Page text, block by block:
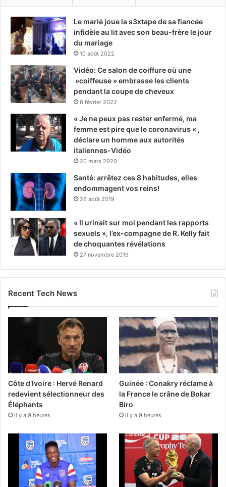
Le marié joue la s3xtape de sa fiancée
infidèle au lit avec son beau-frère le jour
du mariage
10 août 2022
Vidéo: Ce salon de coiffure où une
»coiffeuse » embrasse les clients
pendant la coupe de cheveux
6 février 2022
« Je ne peux pas rester enfermé, ma
femme est pire que le coronavirus « ,
déclare un homme aux autorités
italiennes-Vidéo
20 mars 2020
Santé: arrêtez ces 8 habitudes, elles
endommagent vos reins!
26 août 2019
« Il urinait sur moi pendant les rapports
sexuels », l’ex-compagne de R. Kelly fait
de choquantes révélations
27 novembre 2019
Recent Tech News
Côte d’Ivoire : Hervé Renard
redevient sélectionneur des
Éléphants
il y a 9 heures
Guinée : Conakry réclame à
la France le crâne de Bokar
Biro
il y a 9 heures